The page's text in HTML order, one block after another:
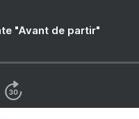
"Avant de partir"